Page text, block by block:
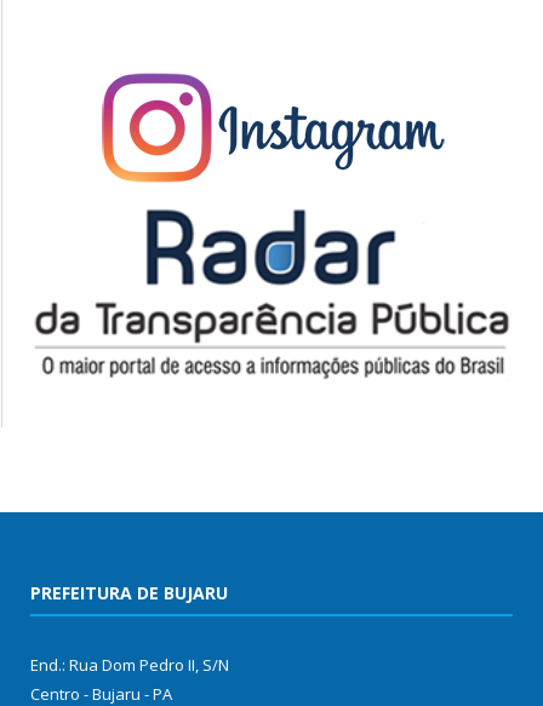
PREFEITURA DE BUJARU
End.: Rua Dom Pedro II, S/N
Centro - Bujaru - PA